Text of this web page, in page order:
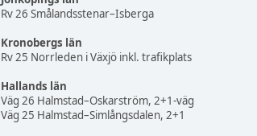
Rv 26 Smålandsstenar–Isberga
Kronobergs län
Rv 25 Norrleden i Växjö inkl. trafikplats
Hallands län
Väg 26 Halmstad–Oskarström, 2+1-väg
Väg 25 Halmstad–Simlångsdalen, 2+1